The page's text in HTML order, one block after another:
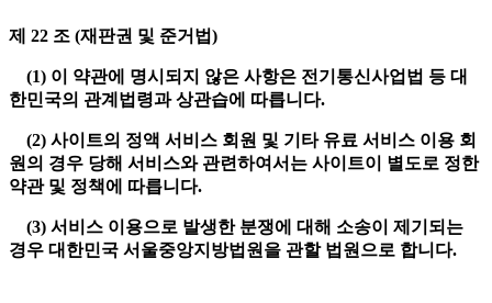
제 22 조 (재판권 및 준거법)
(1) 이 약관에 명시되지 않은 사항은 전기통신사업법 등 대
한민국의 관계법령과 상관습에 따릅니다.
(2) 사이트의 정액 서비스 회원 및 기타 유료 서비스 이용 회
원의 경우 당해 서비스와 관련하여서는 사이트이 별도로 정한
약관 및 정책에 따릅니다.
(3) 서비스 이용으로 발생한 분쟁에 대해 소송이 제기되는
경우 대한민국 서울중앙지방법원을 관할 법원으로 합니다.